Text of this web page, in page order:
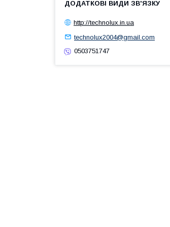
http://technolux.in.ua
technolux2004@gmail.com
0503751747